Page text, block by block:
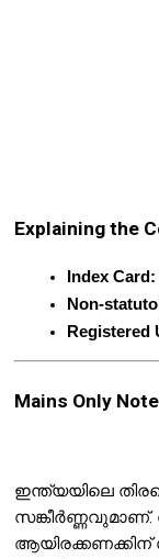
Explaining the
Index Card:
Non-
Registered
Mains Only
ഇന്ത്യയിലെ
സങ്കീർണ്ണവുമാണ്.
ആയിരക്കണക്കിന്